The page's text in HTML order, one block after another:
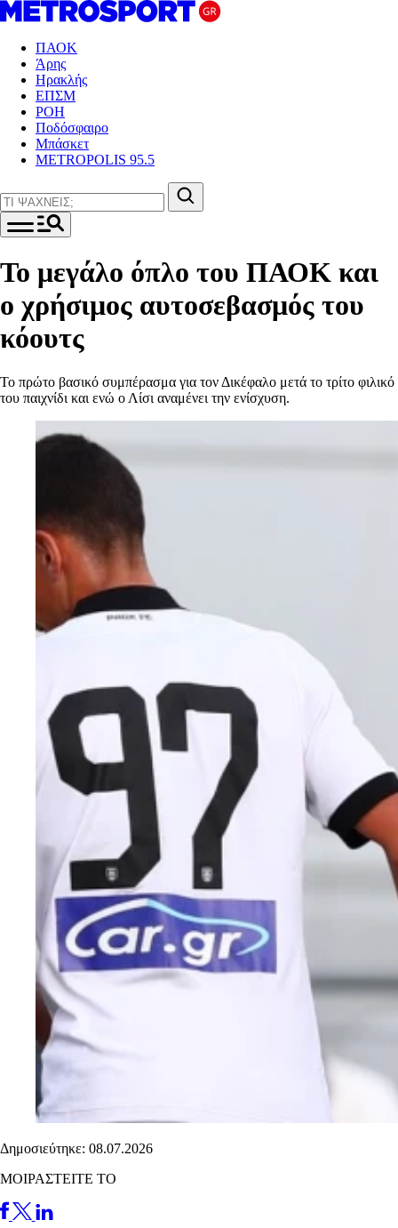
ΠΑΟΚ
Άρης
Ηρακλής
ΕΠΣΜ
ΡΟΗ
Ποδόσφαιρο
Μπάσκετ
METROPOLIS 95.5
Το μεγάλο όπλο του ΠΑΟΚ και
ο χρήσιμος αυτοσεβασμός του
κόουτς
Το πρώτο βασικό συμπέρασμα για τον Δικέφαλο μετά το τρίτο φιλικό
του παιχνίδι και ενώ ο Λίσι αναμένει την ενίσχυση.
Δημοσιεύτηκε: 08.07.2026
ΜΟΙΡΑΣΤΕΙΤΕ ΤΟ